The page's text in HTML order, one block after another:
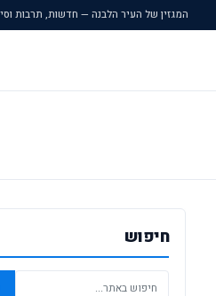
המגזין של העיר הלבנה — חדשות, תרבות
חיפוש